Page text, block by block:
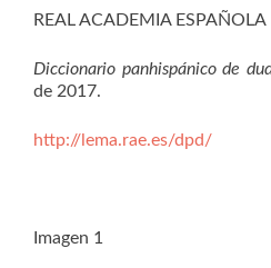
REAL ACADEMIA ESPAÑOLA
Diccionario panhispánico de
de 2017.
http://lema.rae.es/dpd/
Imagen 1